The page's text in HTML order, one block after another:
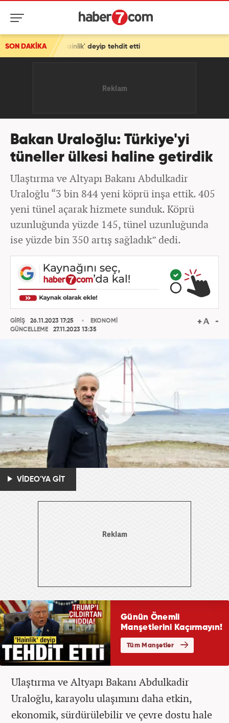
SON DAKİKA
tehdit etti
Bakan Uraloğlu: Türkiye'yi
tüneller ülkesi haline getirdik
Ulaştırma ve Altyapı Bakanı Abdulkadir
Uraloğlu “3 bin 844 yeni köprü inşa ettik. 405
yeni tünel açarak hizmete sunduk. Köprü
uzunluğunda yüzde 145, tünel uzunluğunda
ise yüzde bin 350 artış sağladık” dedi.
GİRİŞ
26.11.2023 17:25
GÜNCELLEME
27.11.2023 13:35
EKONOMİ
VİDEO'YA GİT
Ulaştırma ve Altyapı Bakanı Abdulkadir
Uraloğlu, karayolu ulaşımını daha etkin,
ekonomik, sürdürülebilir ve çevre dostu hale